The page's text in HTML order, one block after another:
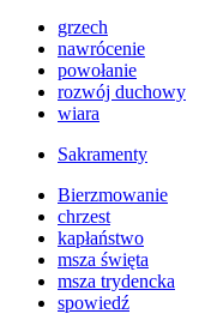
grzech
nawrócenie
powołanie
rozwój duchowy
wiara
Sakramenty
Bierzmowanie
chrzest
kapłaństwo
msza święta
msza trydencka
spowiedź